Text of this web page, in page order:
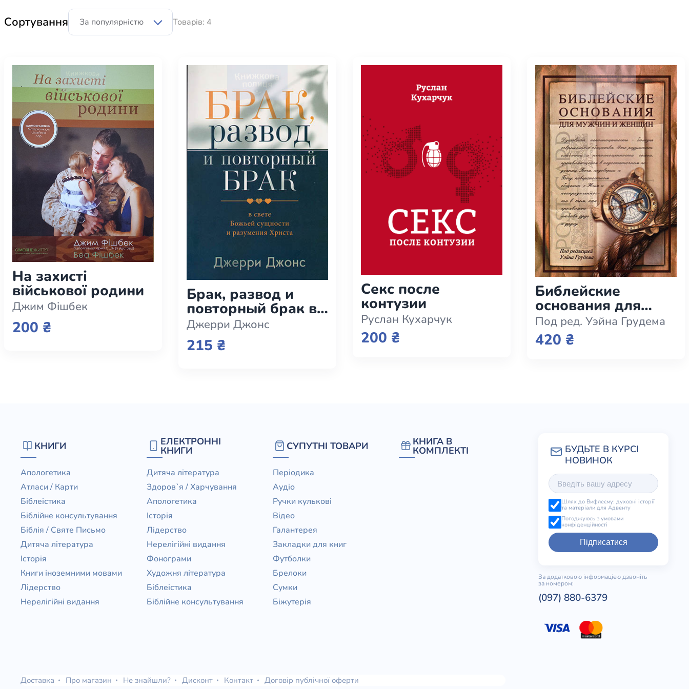
Свіжі надходження, актуальна
література та нові автори на нашій
полиці.
Дитяча література
Нерелігійні видання
Церковні традиції
Служіння Церкви
Публіцистика
Богослів`я
Шлюб і сім`я
Здоров`я / Харчування
Юдаїзм
Художня література
Сортування Товарів: 4
На захисті
військової родини
Джим Фішбек
200 ₴
Брак, развод и
повторный брак в
свете Божьей
сущности и
разумения Христа
Джерри Джонс
215 ₴
Секс после
контузии
Руслан Кухарчук
200 ₴
Библейские
основания для
мужчин и женщин
Под ред. Уэйна Грудема
420 ₴
КНИГИ
Апологетика
Атласи / Карти
Біблеістика
Біблійне консультування
Біблія / Святе Письмо
Дитяча література
Історія
Книги іноземними мовами
Лідерство
Нерелігійні видання
ЕЛЕКТРОННІ
КНИГИ
Дитяча література
Здоров`я / Харчування
Апологетика
Історія
Лідерство
Нерелігійні видання
Фонограми
Художня література
Біблеістика
Біблійне консультування
СУПУТНІ ТОВАРИ
Періодика
Аудіо
Ручки кулькові
Відео
Галантерея
Закладки для книг
Футболки
Брелоки
Сумки
Біжутерія
КНИГА В
КОМПЛЕКТІ
Шлях до Вифлеєму: духовні історії
та матеріали для Адвенту
Погоджуюсь з умовами
конфіденційності
Підписатися
За додатковою інформацією дзвоніть
за номером:
(097) 880-6379
Доставка Про магазин Не знайшли? Дисконт Контакт Договір публічної оферти